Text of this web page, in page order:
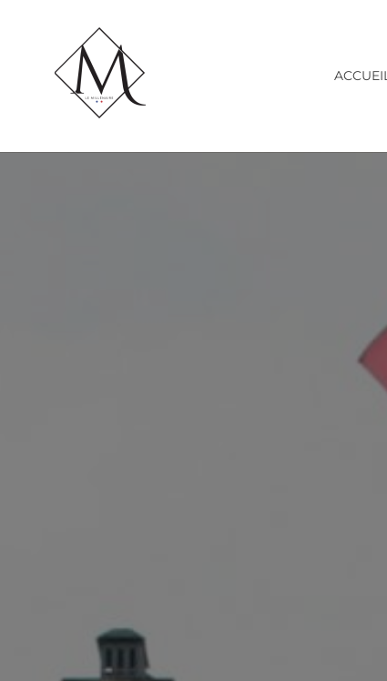
ACCUEIL